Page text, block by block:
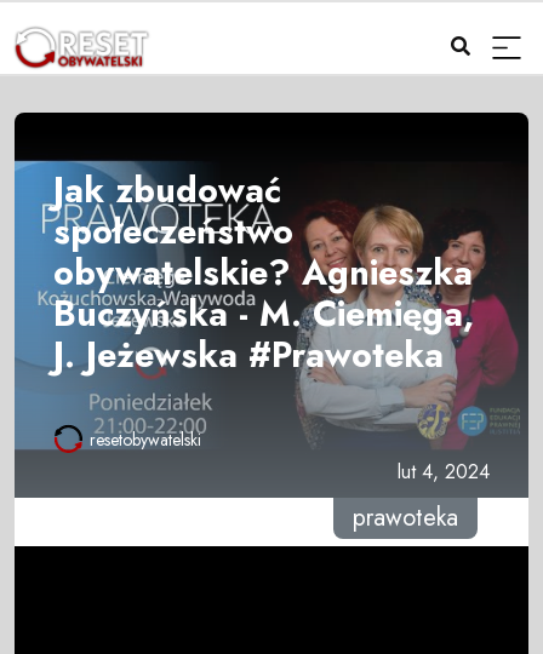
Jak zbudować
społeczeństwo
obywatelskie? Agnieszka
Buczyńska - M. Ciemięga,
J. Jeżewska #Prawoteka
resetobywatelski
lut 4, 2024
prawoteka